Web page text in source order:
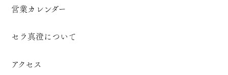
営業カレンダー
セラ真澄について
アクセス